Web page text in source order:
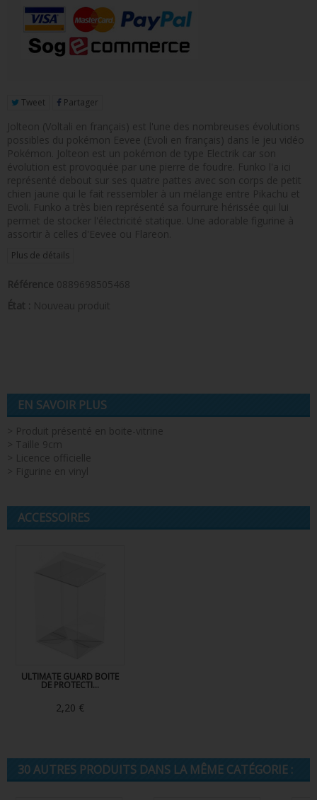
FUNKO VINYL SODA
FUNKO POP PIN
Tweet Partager
Jolteon (Voltali en français) est l'une des nombreuses évolutions
possibles du pokémon Eevee (Evoli en français) dans le jeu vidéo
Pokémon. Jolteon est un pokémon de type Electrik car son
évolution est provoquée par une pierre de foudre. Funko l'a ici
représenté debout sur ses quatre pattes avec son corps de petit
chien jaune qui le fait ressembler à un mélange entre Pikachu et
Evoli. Funko a très bien représenté sa fourrure hérissée qui lui
permet de stocker l'électricité statique. Une adorable figurine à
assortir à celles d'Eevee ou Flareon.
Plus de détails
Référence 0889698505468
État : Nouveau produit
EN SAVOIR PLUS
> Produit présenté en boite-vitrine
> Taille 9cm
> Licence officielle
> Figurine en vinyl
ACCESSOIRES
ULTIMATE GUARD BOITE
DE PROTECTI...
2,20 €
30 AUTRES PRODUITS DANS LA MÊME CATÉGORIE :